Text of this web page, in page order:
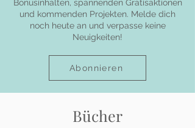
Bonusinhalten, spannenden Gratisaktionen
und kommenden Projekten. Melde dich
noch heute an und verpasse keine
Neuigkeiten!
Abonnieren
Bücher